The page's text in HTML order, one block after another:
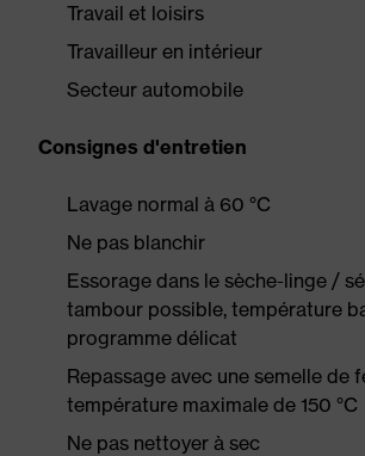
Travail et loisirs
Travailleur en intérieur
Secteur automobile
Consignes d'entretien
Lavage normal à 60 °C
Ne pas blanchir
Essorage dans le sèche-linge /
tambour possible, température
programme délicat
Repassage avec une semelle de
température maximale de 150 °C
Ne pas nettoyer à sec